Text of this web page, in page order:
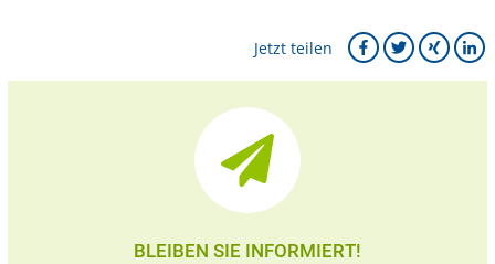
Jetzt teilen
BLEIBEN SIE INFORMIERT!